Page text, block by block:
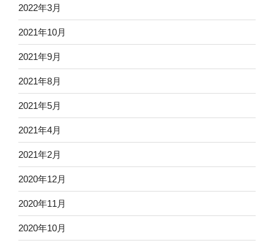
2022年3月
2021年10月
2021年9月
2021年8月
2021年5月
2021年4月
2021年2月
2020年12月
2020年11月
2020年10月